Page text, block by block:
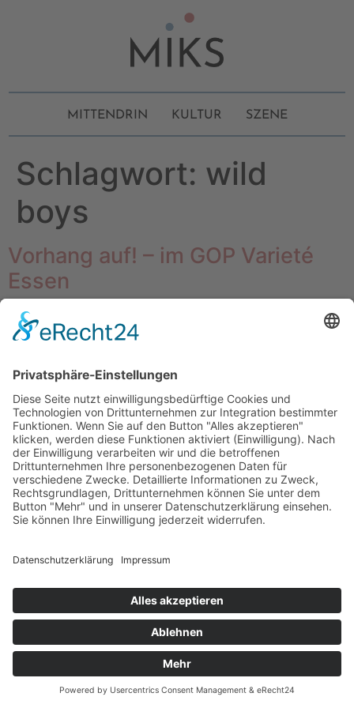
MITTENDRIN KULTUR SZENE
Schlagwort: wild
boys
Vorhang auf! – im GOP Varieté
Essen
mit Rosemie Warth und den WILD BOYS …
Impressum Datenschutzerklärung
© MIKS Magazin 2026